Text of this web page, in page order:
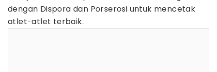
dengan Dispora dan Porserosi untuk mencetak
atlet-atlet terbaik.